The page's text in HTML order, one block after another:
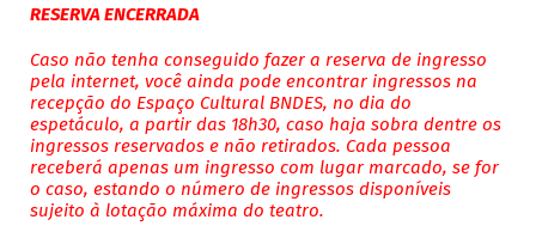
RESERVA ENCERRADA
Caso não tenha conseguido fazer a reserva de ingresso
pela internet, você ainda pode encontrar ingressos na
recepção do Espaço Cultural BNDES, no dia do
espetáculo, a partir das 18h30, caso haja sobra dentre os
ingressos reservados e não retirados. Cada pessoa
receberá apenas um ingresso com lugar marcado, se for
o caso, estando o número de ingressos disponíveis
sujeito à lotação máxima do teatro.